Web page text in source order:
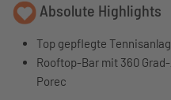
Absolute Highlights
Top gepflegte
Rooftop-Bar mit 360
Porec